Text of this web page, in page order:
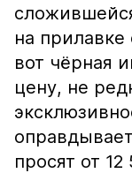
на прилавке
вот чёрная
цену, не
просят от